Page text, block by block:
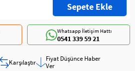
Whatsapp İletişim Hattı
0541 339 59 21
Karşılaştır
Fiyat Düşünce Haber
Ver